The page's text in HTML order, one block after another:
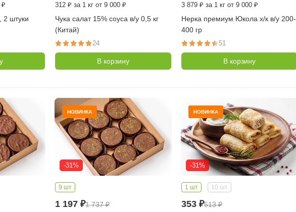
₽
2 штуки
312 ₽ за 1 кг от 9 000 ₽
Чука салат 15% соуса в/у 0,5 кг
(Китай)
24
В корзину
3 879 ₽ за 1 кг от 9 000 ₽
Нерка премиум Юкола х/к в/у 200-
400 гр
51
В корзину
НОВИНКА
-31%
9 шт
1 197 ₽1 737₽
НОВИНКА
-31%
1 шт 10 шт
353 ₽513₽